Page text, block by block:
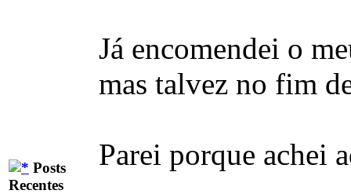
Posts
Recentes
Já encomendei o
mas talvez no fim
Parei porque achei